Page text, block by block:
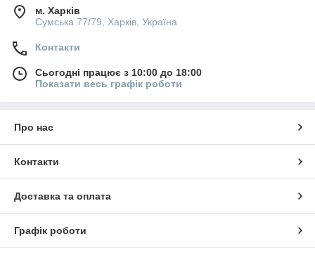
м. Харків
Сумська 77/79, Харків, Україна
Контакти
Сьогодні працює з 10:00 до 18:00
Показати весь графік роботи
Про нас
Контакти
Доставка та оплата
Графік роботи